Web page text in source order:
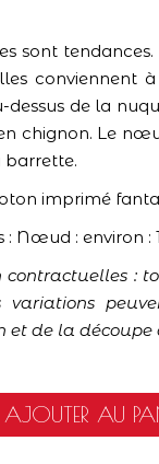
sont
conviennent
dessus de la
chignon. Le
barrette.
imprimé
: Nœud : environ :
contractuelles :
variations
et de la découpe
AJOUTER AU